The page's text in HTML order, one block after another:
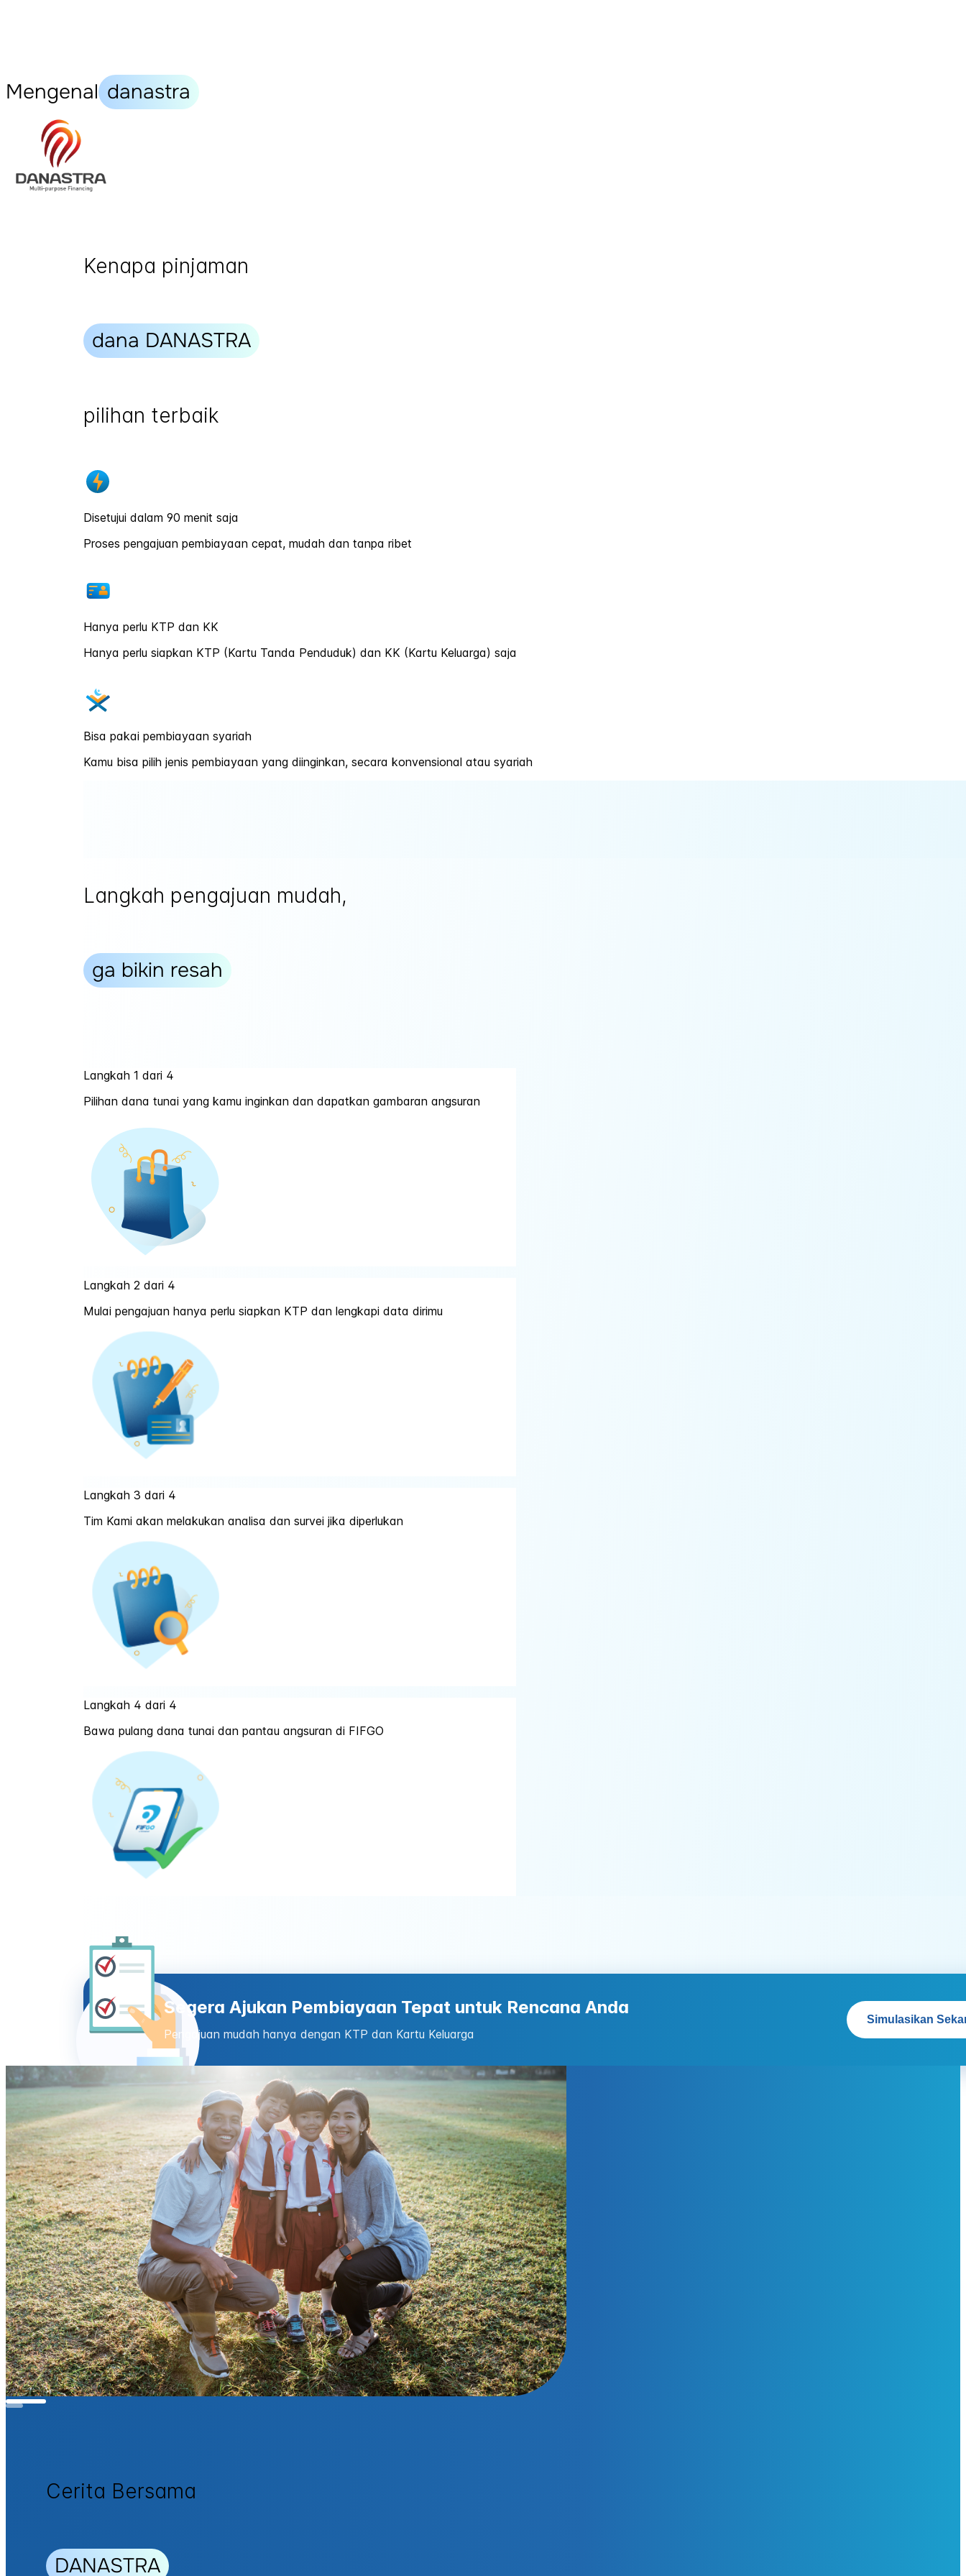
Mengenal danastra
Kenapa pinjaman
dana DANASTRA
pilihan terbaik
Disetujui dalam 90 menit saja
Proses pengajuan pembiayaan cepat, mudah dan tanpa ribet
Hanya perlu KTP dan KK
Hanya perlu siapkan KTP (Kartu Tanda Penduduk) dan KK (Kartu Keluarga) saja
Bisa pakai pembiayaan syariah
Kamu bisa pilih jenis pembiayaan yang diinginkan, secara konvensional atau syariah
Langkah pengajuan mudah,
ga bikin resah
Langkah 1 dari 4
Pilihan dana tunai yang kamu inginkan dan dapatkan gambaran angsuran
Langkah 2 dari 4
Mulai pengajuan hanya perlu siapkan KTP dan lengkapi data dirimu
Langkah 3 dari 4
Tim Kami akan melakukan analisa dan survei jika diperlukan
Langkah 4 dari 4
Bawa pulang dana tunai dan pantau angsuran di FIFGO
Segera Ajukan Pembiayaan Tepat untuk Rencana Anda
Pengajuan mudah hanya dengan KTP dan Kartu Keluarga
Simulasikan
Cerita Bersama
DANASTRA